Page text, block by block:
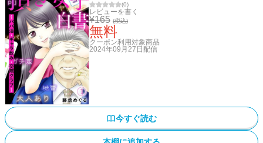
(0)
レビューを書く
¥165 (税込)
無料
クーポン利用対象商品
2024年09月27日 配信
今すぐ読む